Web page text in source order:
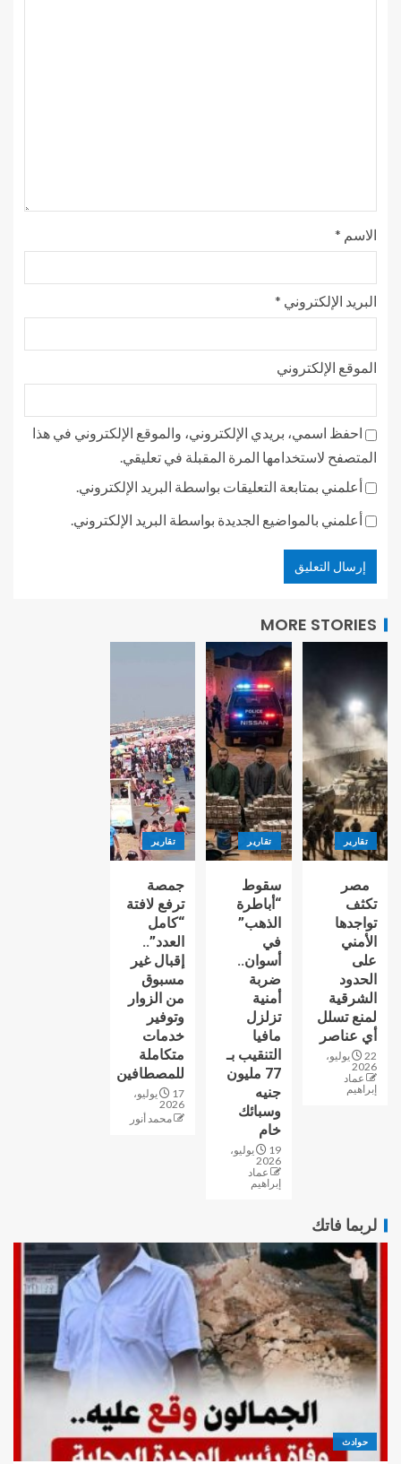
الاسم *
البريد الإلكتروني *
الموقع الإلكتروني
احفظ اسمي، بريدي الإلكتروني، والموقع الإلكتروني في هذا
المتصفح لاستخدامها المرة المقبلة في تعليقي.
أعلمني بمتابعة التعليقات بواسطة البريد الإلكتروني.
أعلمني بالمواضيع الجديدة بواسطة البريد الإلكتروني.
MORE STORIES
تقارير
مصر
تكثف
تواجدها
الأمني
على
الحدود
الشرقية
لمنع تسلل
أي عناصر
22 يوليو،
2026
عماد
إبراهيم
تقارير
سقوط
“أباطرة
الذهب”
في
أسوان..
ضربة
أمنية
تزلزل
مافيا
التنقيب بـ
77 مليون
جنيه
وسبائك
خام
19 يوليو،
2026
عماد
إبراهيم
تقارير
جمصة
ترفع لافتة
“كامل
العدد”..
إقبال غير
مسبوق
من الزوار
وتوفير
خدمات
متكاملة
للمصطافين
17 يوليو،
2026
محمد أنور
لربما فاتك
حوادث